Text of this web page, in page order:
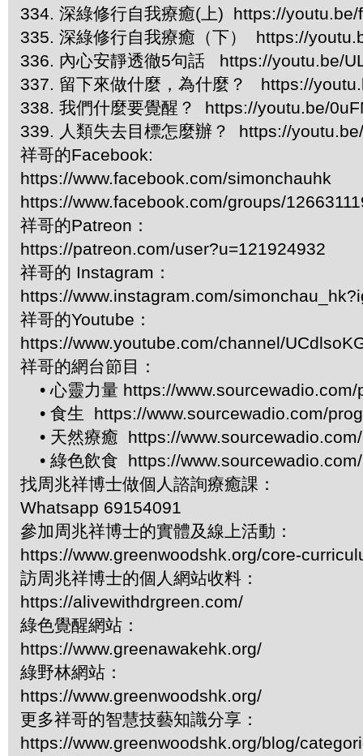
334. 深綠修行自我療癒(上) https://youtu.be/
335. 深綠修行自我療癒（下） https://
336. 內心安靜透徹5句話 https://youtu.be/
337. 留下來做什麼，為什麼？ https://
338. 我們什麼要覺醒？ https://youtu.be/
339. 人類失去目標怎麼辦？ https://
祥哥的Facebook:
https://www.facebook.com/simonchauhk
https://www.facebook.com/groups/
祥哥的Patreon：
https://patreon.com/user?u=121924932
祥哥的 Instagram：
https://www.instagram.com/
祥哥的Youtube：
https://www.youtube.com/channel/
祥哥的網台節目：
• 心靈力量 https://
• 食生 https://www.sourcewadio.com/
• 天然療癒 https://
• 綠色飲食 https://
找周兆祥博士做個人諮詢療癒課：
Whatsapp 69154091
參加周兆祥博士的實體及線上活動：
https://www.greenwoodshk.org/core-
訪周兆祥博士的個人網站收料：
https://alivewithdrgreen.com/
綠色覺醒網站：
https://www.greenawakehk.org/
綠野林網站：
https://www.greenwoodshk.org/
更多祥哥的智慧技藝知識分享：
https://www.greenwoodshk.org/blog/